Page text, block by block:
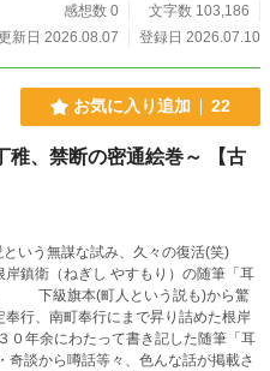
感想数 0
文字数 103,186
新日 2026.08.07
登録日 2026.07.10
お気に入り追加 22
、禁断の密通絵巻～ 【古
う無謀な試み、久々の復活(笑)
岸鎮衛（ねぎし やすもり）の随筆「耳
奉行、南町奉行にまで昇り詰めた根岸
０年余にわたって書き記した随筆「耳
談から噂話等々、色んな話が掲載さ